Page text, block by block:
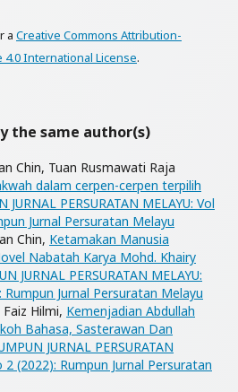
a Creative Commons Attribution-
4.0 International License.
the same author(s)
Chin, Tuan Rusmawati Raja
dalam cerpen-cerpen terpilih
JURNAL PERSURATAN MELAYU: Vol
Jurnal Persuratan Melayu
Chin, Ketamakan Manusia
Nabatah Karya Mohd. Khairy
JURNAL PERSURATAN MELAYU:
Jurnal Persuratan Melayu
Hilmi, Kemenjadian Abdullah
Bahasa, Sasterawan Dan
JURNAL PERSURATAN
2 (2022): Rumpun Jurnal Persuratan